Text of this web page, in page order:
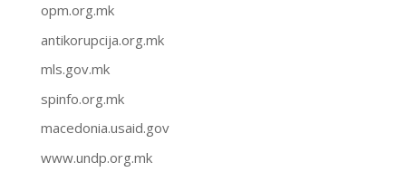
opm.org.mk
antikorupcija.org.mk
mls.gov.mk
spinfo.org.mk
macedonia.usaid.gov
www.undp.org.mk